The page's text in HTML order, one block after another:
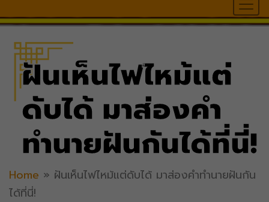
ฝันเห็นไฟไหม้แต่
ดับได้ มาส่องคำ
ทำนายฝันกันได้ที่นี่!
Home » ฝันเห็นไฟไหม้แต่ดับได้ มาส่องคำทำนายฝันกัน
ได้ที่นี่!